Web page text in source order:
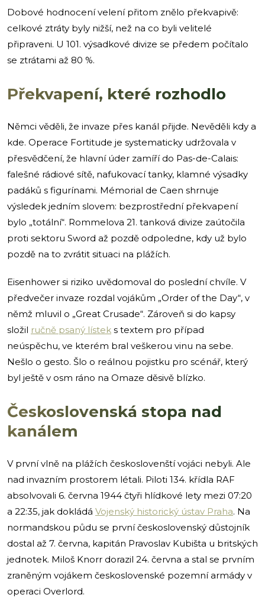
Dobové hodnocení velení přitom znělo překvapivě:
celkové ztráty byly nižší, než na co byli velitelé
připraveni. U 101. výsadkové divize se předem počítalo
se ztrátami až 80 %.
Překvapení, které rozhodlo
Němci věděli, že invaze přes kanál přijde. Nevěděli kdy a
kde. Operace Fortitude je systematicky udržovala v
přesvědčení, že hlavní úder zamíří do Pas-de-Calais:
falešné rádiové sítě, nafukovací tanky, klamné výsadky
padáků s figurínami. Mémorial de Caen shrnuje
výsledek jedním slovem: bezprostřední překvapení
bylo „totální“. Rommelova 21. tanková divize zaútočila
proti sektoru Sword až pozdě odpoledne, kdy už bylo
pozdě na to zvrátit situaci na plážích.
Eisenhower si riziko uvědomoval do poslední chvíle. V
předvečer invaze rozdal vojákům „Order of the Day“, v
němž mluvil o „Great Crusade“. Zároveň si do kapsy
složil ručně psaný lístek s textem pro případ
neúspěchu, ve kterém bral veškerou vinu na sebe.
Nešlo o gesto. Šlo o reálnou pojistku pro scénář, který
byl ještě v osm ráno na Omaze děsivě blízko.
Československá stopa nad
kanálem
V první vlně na plážích českoslovenští vojáci nebyli. Ale
nad invazním prostorem létali. Piloti 134. křídla RAF
absolvovali 6. června 1944 čtyři hlídkové lety mezi 07:20
a 22:35, jak dokládá Vojenský historický ústav Praha. Na
normandskou půdu se první československý důstojník
dostal až 7. června, kapitán Pravoslav Kubišta u britských
jednotek. Miloš Knorr dorazil 24. června a stal se prvním
zraněným vojákem československé pozemní armády v
operaci Overlord.